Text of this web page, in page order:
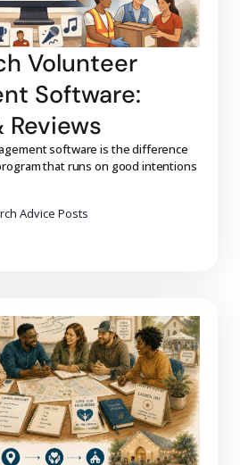
Volunteer
Software:
Reviews
software is the difference
that runs on good intentions
Advice Posts